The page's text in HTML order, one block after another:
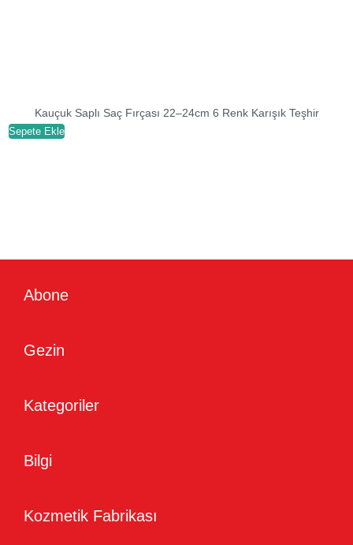
Kauçuk Saplı Saç Fırçası 22–24cm 6 Renk Karışık Teşhir
Sepete Ekle
Abone
Gezin
Kategoriler
Bilgi
Kozmetik Fabrikası